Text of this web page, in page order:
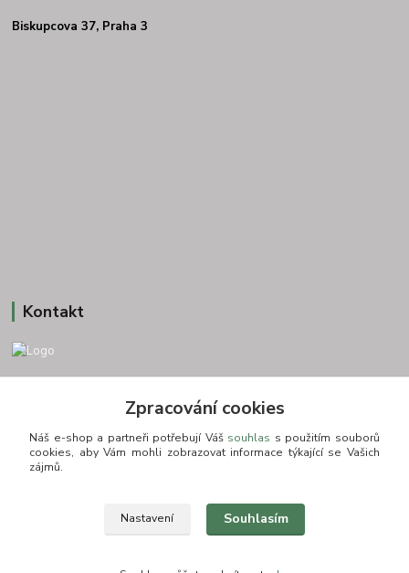
Biskupcova 37, Praha 3
Kontakt
+420 775693830
Otevírací doba: PO-PÁ: 9:00-16:00 NUTNÁ REZERVACE
info@zkusnositko.cz
© Copyright 2015-2026 ZkusNositko.cz
Zpracování cookies
Náš e-shop a partneři potřebují Váš souhlas s použitím souborů
cookies, aby Vám mohli zobrazovat informace týkající se Vašich
zájmů.
Nastavení Souhlasím